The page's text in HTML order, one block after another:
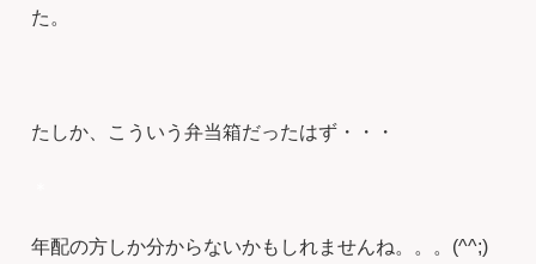
た。
たしか、こういう弁当箱だったはず・・・
年配の方しか分からないかもしれませんね。。。(^^;)